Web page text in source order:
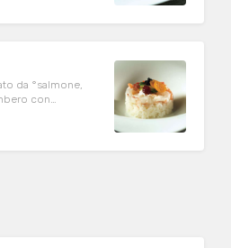
da °salmone,
con